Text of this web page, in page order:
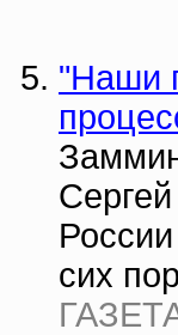
"Наши
сих